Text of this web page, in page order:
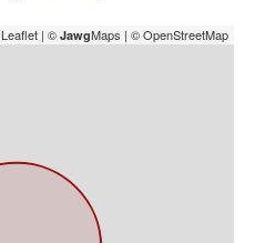
Leaflet | © JawgMaps | © OpenStreetMap